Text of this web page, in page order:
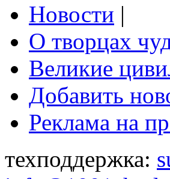
Новости |
О творцах
Великие
Добавить
Реклама на
техподдержка: